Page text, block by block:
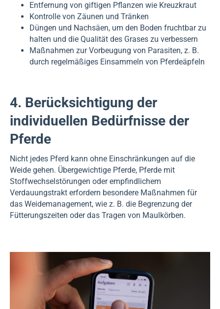
Entfernung von giftigen Pflanzen wie Kreuzkraut
Kontrolle von Zäunen und Tränken
Düngen und Nachsäen, um den Boden fruchtbar zu
halten und die Qualität des Grases zu verbessern
Maßnahmen zur Vorbeugung von Parasiten, z. B.
durch regelmäßiges Einsammeln von Pferdeäpfeln
4. Berücksichtigung der
individuellen Bedürfnisse der
Pferde
Nicht jedes Pferd kann ohne Einschränkungen auf die
Weide gehen. Übergewichtige Pferde, Pferde mit
Stoffwechselstörungen oder empfindlichem
Verdauungstrakt erfordern besondere Maßnahmen für
das Weidemanagement, wie z. B. die Begrenzung der
Fütterungszeiten oder das Tragen von Maulkörben.